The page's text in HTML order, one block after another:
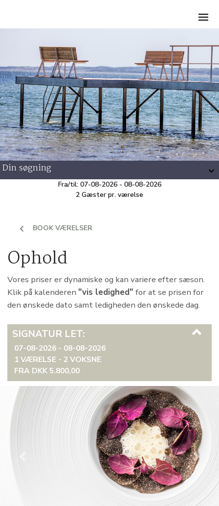
Din søgning
Fra/til: 07-08-2026 - 08-08-2026
2 Gæster pr. værelse
BOOK VÆRELSER
Ophold
Vores priser er dynamiske og kan variere efter sæson.
Klik på kalenderen "vis ledighed" for at se prisen for
den ønskede dato samt ledigheden den ønskede dag.
SIGNATUR LET:
07-08-2026 - 08-08-2026
1 VÆRELSE - 2VOKSNE
FRA DKK 5.800,00
Next